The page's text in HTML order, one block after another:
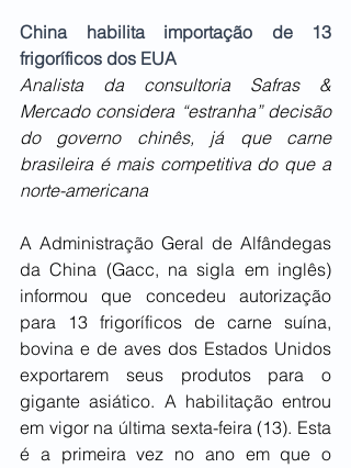
China habilita importação de 13
frigoríficos dos EUA
Analista da consultoria Safras &
Mercado considera “estranha” decisão
do governo chinês, já que carne
brasileira é mais competitiva do que a
norte-americana
A Administração Geral de Alfândegas
da China (Gacc, na sigla em inglês)
informou que concedeu autorização
para 13 frigoríficos de carne suína,
bovina e de aves dos Estados Unidos
exportarem seus produtos para o
gigante asiático. A habilitação entrou
em vigor na última sexta-feira (13). Esta
é a primeira vez no ano em que o